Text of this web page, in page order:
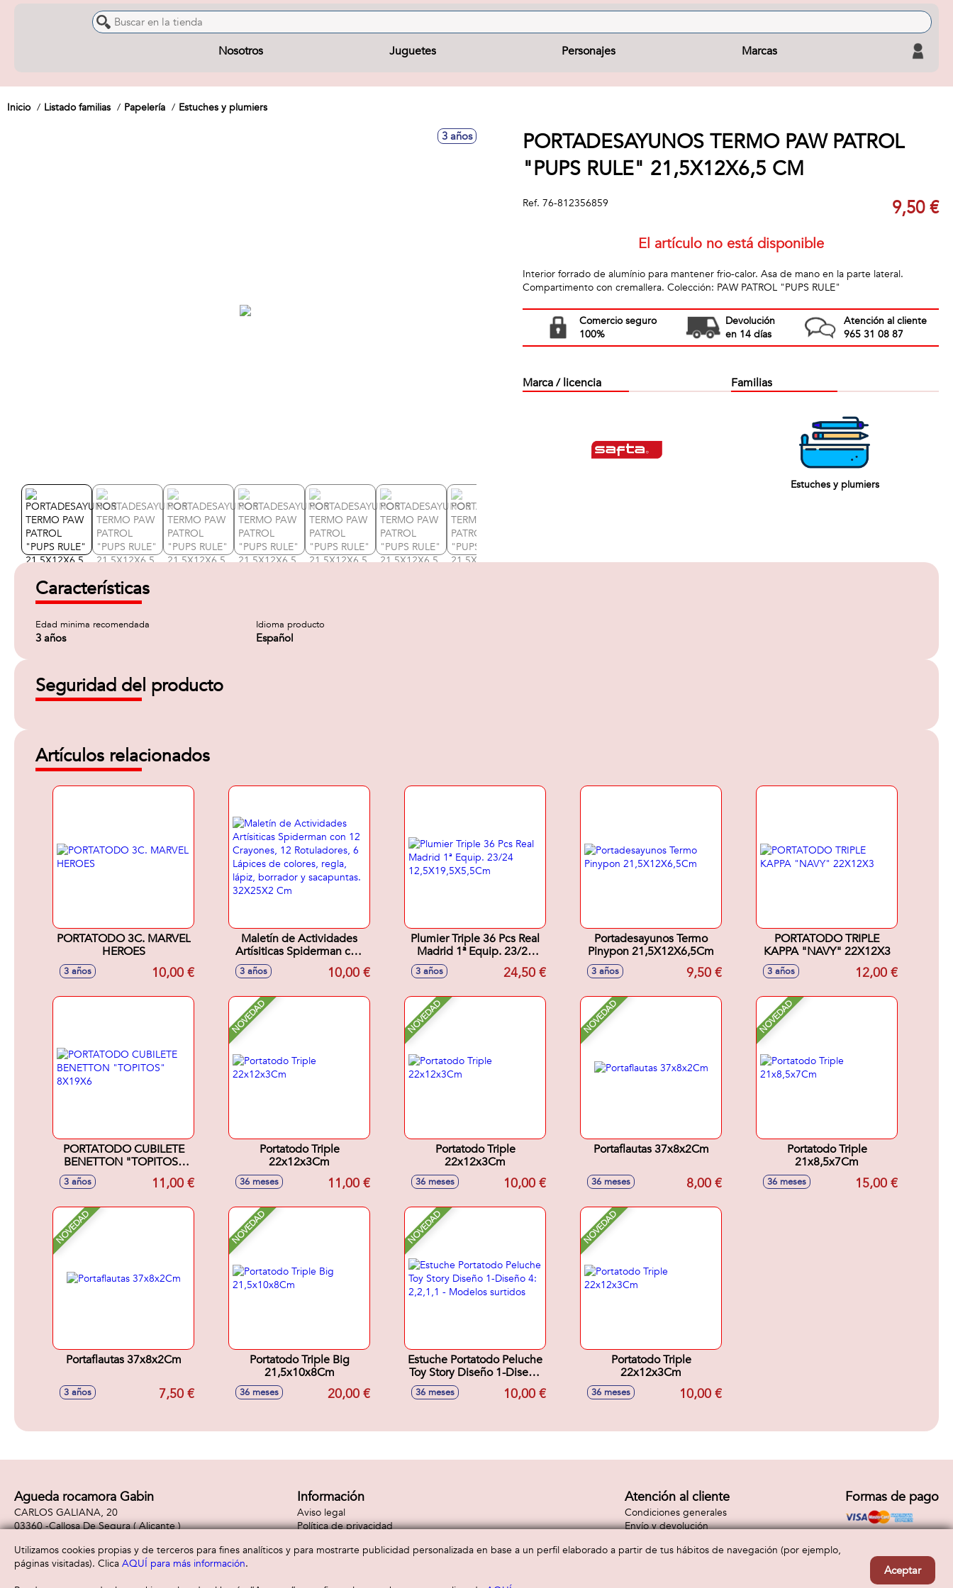
Nosotros Juguetes Personajes Marcas
Inicio Listado familias Papelería Estuches y plumiers
3 años
PORTADESAYUNOS TERMO PAW PATROL
"PUPS RULE" 21,5X12X6,5 CM
Ref. 76-812356859 9,50 €
El artículo no está disponible
Interior forrado de alumínio para mantener frio-calor. Asa de mano en la parte lateral.
Compartimento con cremallera. Colección: PAW PATROL "PUPS RULE"
Comercio seguro
100%
Devolución
en 14 días
Atención al cliente
965 31 08 87
Marca / licencia Familias
Estuches y plumiers
Características
Edad minima recomendada
3 años
Idioma producto
Español
Seguridad del producto
Artículos relacionados
PORTATODO 3C. MARVEL
HEROES
3 años 10,00 €
Maletín de Actividades
Artísiticas Spiderman con
12 Crayones, 12
Rotuladores, 6 Lápices de
borrador y sacapuntas.
3 años 10,00 €
Plumier Triple 36 Pcs Real
Madrid 1ª Equip. 23/24
12,5X19,5X5,5Cm
3 años 24,50 €
Portadesayunos Termo
Pinypon 21,5X12X6,5Cm
3 años 9,50 €
PORTATODO TRIPLE
KAPPA "NAVY" 22X12X3
3 años 12,00 €
PORTATODO CUBILETE
BENETTON "TOPITOS"
3 años 11,00 €
NOVEDAD
Portatodo Triple
22x12x3Cm
36 meses 11,00 €
NOVEDAD
Portatodo Triple
22x12x3Cm
36 meses 10,00 €
NOVEDAD
Portaflautas 37x8x2Cm
36 meses 8,00 €
NOVEDAD
Portatodo Triple
21x8,5x7Cm
36 meses 15,00 €
NOVEDAD
Portaflautas 37x8x2Cm
3 años 7,50 €
NOVEDAD
Portatodo Triple Big
21,5x10x8Cm
36 meses 20,00 €
NOVEDAD
Estuche Portatodo Peluche
Toy Story Diseño 1-Diseño
4: 2,2,1,1 - Modelos
surtidos
36 meses 10,00 €
NOVEDAD
Portatodo Triple
22x12x3Cm
36 meses 10,00 €
Agueda rocamora Gabin
CARLOS GALIANA, 20
03360 -Callosa De Segura( Alicante )
Información
Aviso legal
Política de privacidad
Atención al cliente
Condiciones generales
Envío y devolución
Formas de pago
Utilizamos cookies propias y de terceros para fines analíticos y para mostrarte publicidad personalizada en base a un perfil elaborado a partir de tus hábitos de navegación (por ejemplo,
páginas visitadas). Clica AQUÍ para más información.
Aceptar